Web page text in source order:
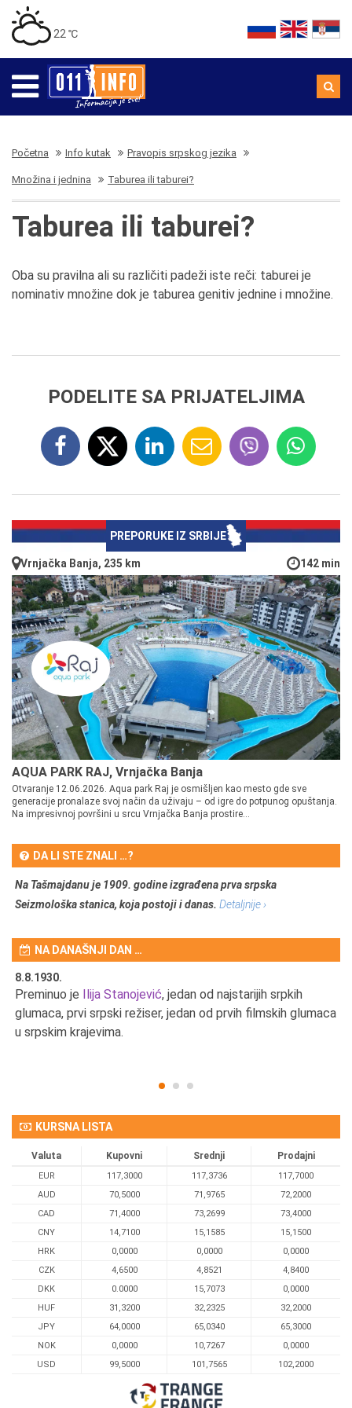
22 ℃
Početna Info kutak Pravopis srpskog jezika
Množina i jednina Taburea ili taburei?
Taburea ili taburei?
Oba su pravilna ali su različiti padeži iste reči: taburei je
nominativ množine dok je taburea genitiv jednine i množine.
PODELITE SA PRIJATELJIMA
PREPORUKE IZ SRBIJE
Vrnjačka Banja, 235 km 142 min
AQUA PARK RAJ, Vrnjačka Banja
Otvaranje 12.06.2026. Aqua park Raj je osmišljen kao mesto gde sve
generacije pronalaze svoj način da uživaju – od igre do potpunog opuštanja.
Na impresivnoj površini u srcu Vrnjačka Banja prostire...
DA LI STE ZNALI …?
Na Tašmajdanu je 1909. godine izgrađena prva srpska
Seizmološka stanica, koja postoji i danas. Detaljnije ›
NA DANAŠNJI DAN …
8.8.1930.
Preminuo je Ilija Stanojević, jedan od najstarijih srpkih
glumaca, prvi srpski režiser, jedan od prvih filmskih glumaca
u srpskim krajevima.
KURSNA LISTA
Valuta Kupovni Srednji Prodajni
EUR 117,3000 117,3736
117,7000
AUD
70,5000 71,9765
72,2000
CAD
71,4000 73,2699
73,4000
CNY
14,7100 15,1585
15,1500
HRK
0,0000 0,0000
0,0000
CZK
4,6500 4,8521
4,8400
DKK
0.0000 15,7073
0,0000
HUF
31,3200 32,2325
32,2000
JPY
64,0000 65,0340
65,3000
NOK
0,0000 10,7267
0,0000
USD
99,5000 101,7565 102,2000